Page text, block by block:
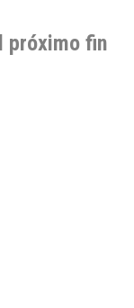
próximo fin